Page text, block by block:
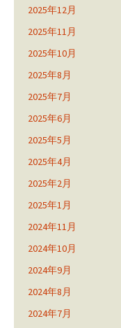
2025年12月
2025年11月
2025年10月
2025年8月
2025年7月
2025年6月
2025年5月
2025年4月
2025年2月
2025年1月
2024年11月
2024年10月
2024年9月
2024年8月
2024年7月